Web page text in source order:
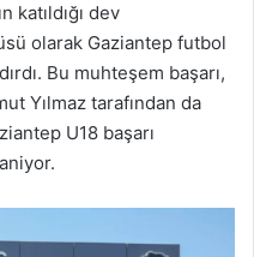
katıldığı dev
olarak Gaziantep futbol
Bu muhteşem başarı,
Yılmaz tarafından da
U18 başarı